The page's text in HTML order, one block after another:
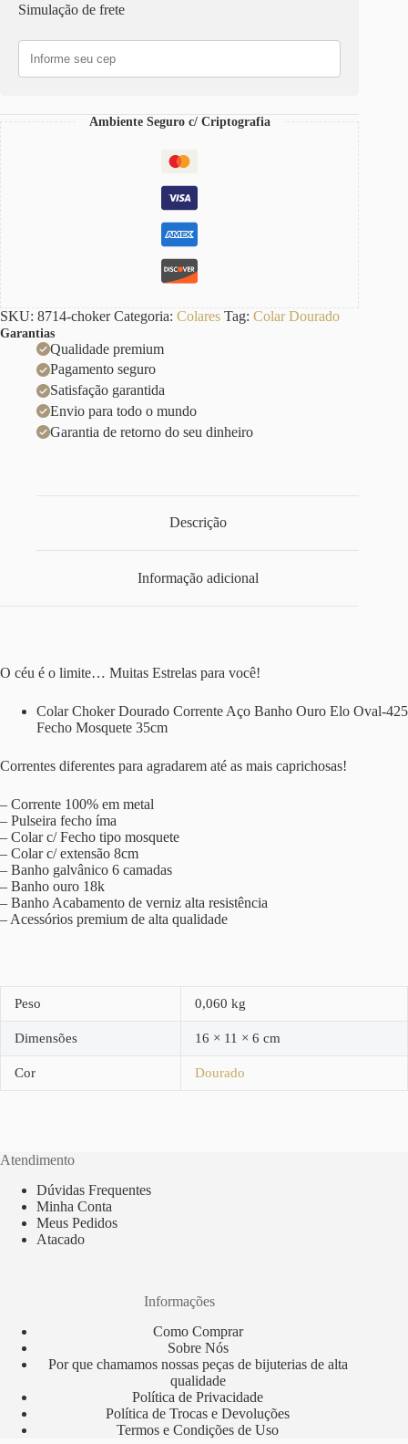
Banho
425
Simulação de frete
Ambiente Seguro c/ Criptografia
SKU: 8714-choker Categoria: Colares Tag: Colar Dourado
Garantias
Qualidade premium
Pagamento seguro
Satisfação garantida
Envio para todo o mundo
Garantia de retorno do seu dinheiro
Descrição
Informação adicional
O céu é o limite… Muitas Estrelas para você!
Colar Choker Dourado Corrente Aço Banho Ouro Elo Oval-425
Fecho Mosquete 35cm
Correntes diferentes para agradarem até as mais caprichosas!
– Corrente 100% em metal
– Pulseira fecho íma
– Colar c/ Fecho tipo mosquete
– Colar c/ extensão 8cm
– Banho galvânico 6 camadas
– Banho ouro 18k
– Banho Acabamento de verniz alta resistência
– Acessórios premium de alta qualidade
Peso 0,060 kg
Dimensões 16 × 11 × 6 cm
Cor Dourado
Atendimento
Dúvidas Frequentes
Minha Conta
Meus Pedidos
Atacado
Informações
Como Comprar
Sobre Nós
Por que chamamos nossas peças de bijuterias de alta
qualidade
Política de Privacidade
Política de Trocas e Devoluções
Termos e Condições de Uso